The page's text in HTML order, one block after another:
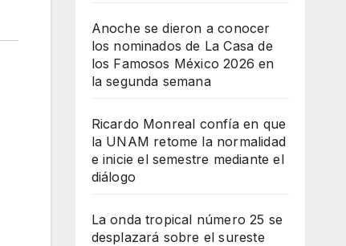
Anoche se dieron a conocer
los nominados de La Casa de
los Famosos México 2026 en
la segunda semana
Ricardo Monreal confía en que
la UNAM retome la normalidad
e inicie el semestre mediante el
diálogo
La onda tropical número 25 se
desplazará sobre el sureste